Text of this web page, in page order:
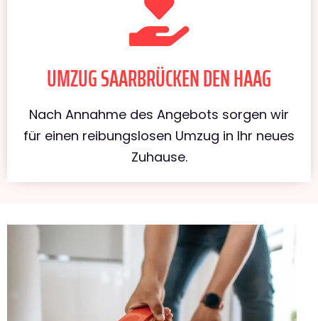
UMZUG SAARBRÜCKEN DEN HAAG
Nach Annahme des Angebots sorgen wir
für einen reibungslosen Umzug in Ihr neues
Zuhause.